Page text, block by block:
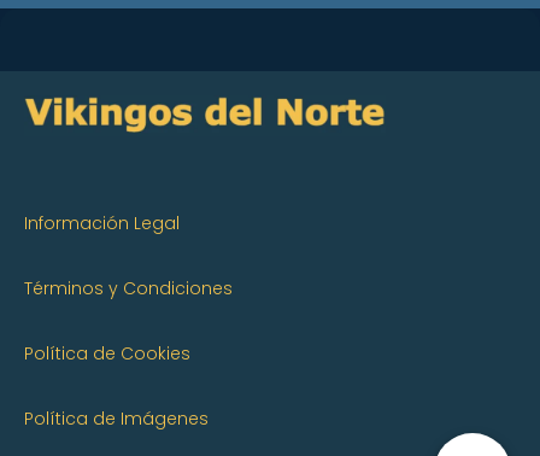
Información Legal
Términos y Condiciones
Política de Cookies
Política de Imágenes